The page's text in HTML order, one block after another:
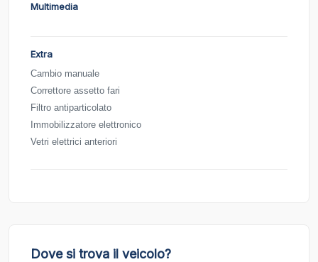
Multimedia
Extra
Cambio manuale
Correttore assetto fari
Filtro antiparticolato
Immobilizzatore elettronico
Vetri elettrici anteriori
Dove si trova il veicolo?